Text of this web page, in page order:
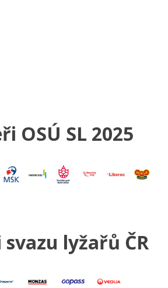
OSÚ SL 2025
lyžařů ČR